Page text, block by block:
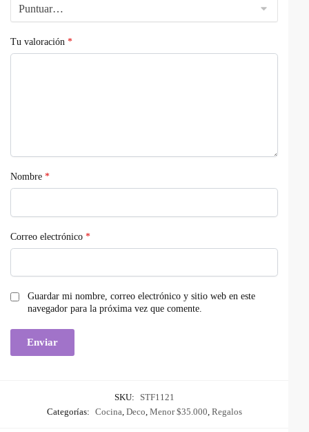
Tu valoración *
Nombre *
Correo electrónico *
Guardar mi nombre, correo electrónico y sitio web en este
navegador para la próxima vez que comente.
SKU:
STF1121
Categorías: Cocina Deco Menor $35.000 Regalos